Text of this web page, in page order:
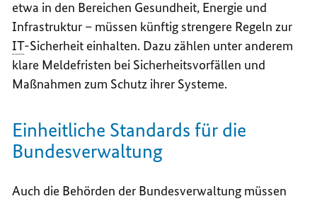
etwa in den Bereichen Gesundheit, Energie und
Infrastruktur – müssen künftig strengere Regeln zur
IT-Sicherheit einhalten. Dazu zählen unter anderem
klare Meldefristen bei Sicherheitsvorfällen und
Maßnahmen zum Schutz ihrer Systeme.
Einheitliche Standards für die
Bundesverwaltung
Auch die Behörden der Bundesverwaltung müssen